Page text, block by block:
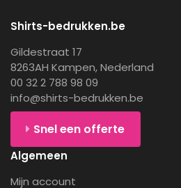
Shirts-bedrukken.be
Gildestraat 17
8263AH Kampen, Nederland
00 32 2 788 98 09
info@shirts-bedrukken.be
Snel een offerte
Algemeen
Mijn account